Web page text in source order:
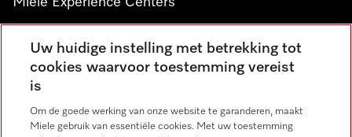
Uw huidige instelling met betrekking tot
cookies waarvoor toestemming vereist
is
Om de goede werking van onze website te garanderen, maakt
Miele gebruik van essentiële cookies. Met uw toestemming